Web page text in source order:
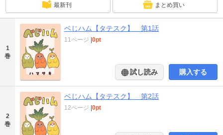
最新刊 まとめ買い
1
巻
ベじハム【タテスク】 第1話
11ページ |0pt
試し読み 購入する
2
巻
ベじハム【タテスク】 第2話
12ページ |0pt